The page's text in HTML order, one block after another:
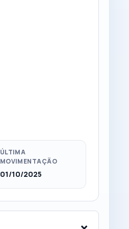
ÚLTIMA
MOVIMENTAÇÃO
01/10/2025